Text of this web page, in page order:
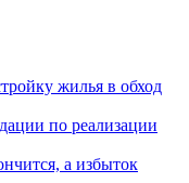
жилья в обход
по реализации
а избыток